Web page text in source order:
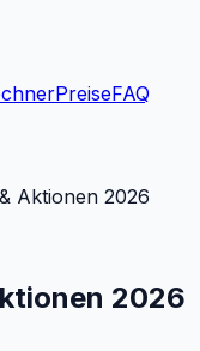
PreiseFAQ
Aktionen 2026
2026